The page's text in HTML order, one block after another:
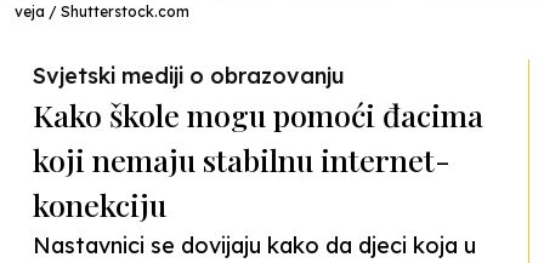
veja / Shutterstock.com
Svjetski mediji o obrazovanju
Kako škole mogu pomoći đacima
koji nemaju stabilnu internet-
konekciju
Nastavnici se dovijaju kako da djeci koja u